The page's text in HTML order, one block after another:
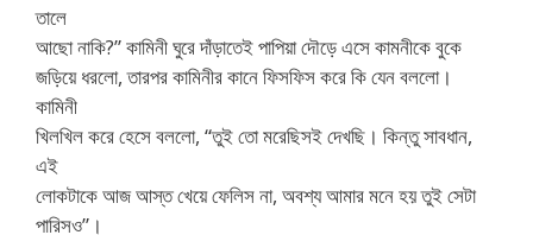
তালে
আছো নাকি?” কামিনী ঘুরে দাঁড়াতেই পাপিয়া দৌড়ে এসে কামনীকে বুকে
জড়িয়ে ধরলো, তারপর কামিনীর কানে ফিসফিস করে কি যেন বললো।
কামিনী
খিলখিল করে হেসে বললো, “তুই তো মরেছিসই দেখছি। কিন্তু সাবধান,
এই
লোকটাকে আজ আস্ত খেয়ে ফেলিস না, অবশ্য আমার মনে হয় তুই সেটা
পারিসও”।